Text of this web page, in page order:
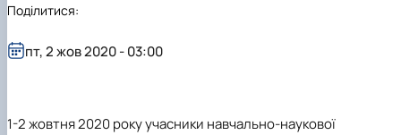
1-2жовтня 2020 року учасники навчально-наукової
пт, 2 жов 2020 - 03:00
Поділитися: